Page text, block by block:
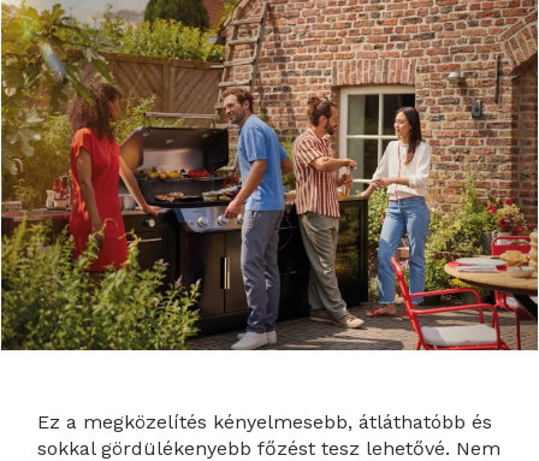
Ez a megközelítés kényelmesebb, átláthatóbb és
sokkal gördülékenyebb főzést tesz lehetővé. Nem